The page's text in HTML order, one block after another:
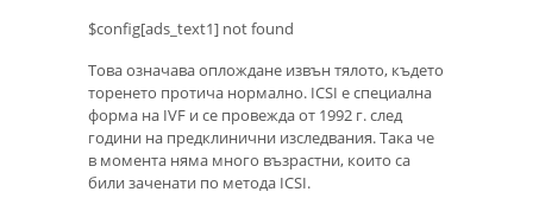
$config[ads_text1] not found
Това означава оплождане извън тялото, където
торенето протича нормално. ICSI е специална
форма на IVF и се провежда от 1992 г. след
години на предклинични изследвания. Така че
в момента няма много възрастни, които са
били заченати по метода ICSI.